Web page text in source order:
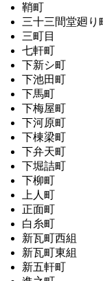
鞘町
三十三間堂廻り
三町目
七軒町
下新シ町
下池田町
下馬町
下梅屋町
下河原町
下棟梁町
下弁天町
下堀詰町
下柳町
上人町
正面町
白糸町
新瓦町西組
新瓦町東組
新五軒町